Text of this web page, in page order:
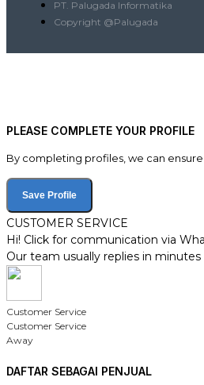
PT. Palugada Informatika
Copyright @Palugada
PLEASE COMPLETE YOUR PROFILE
By completing profiles, we can
Save Profile
CUSTOMER SERVICE
Hi! Click for communication via
Our team usually replies in minutes
Customer Service
Customer Service
Away
DAFTAR SEBAGAI PENJUAL